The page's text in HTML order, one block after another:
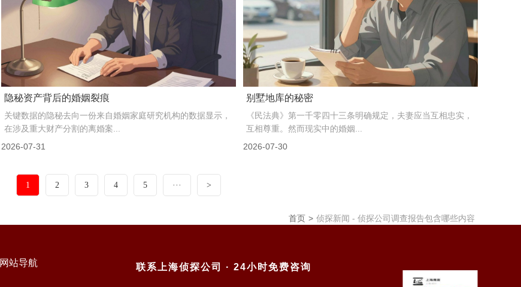
我们见过太多花冤枉钱的案例
取证时最怕遇到的不是对方警觉，而是当事人自己先崩了。不
是情绪崩溃，是逻辑崩盘。上周一个客户抱着一摞打印...
2026-08-02
我花8万买的开房记录，法官说“不...
去年上海一起离婚案引发热议，妻子花8万元从“私家侦探”手里
买了一份详细记录，包含酒店入住、行车轨迹，甚...
2026-08-01
1 2 3 4 5 ··· >
首页 > 侦探新闻 - 侦探公司调查报告包含哪些内容
网站导航 联系上海侦探公司 · 24小时免费咨询